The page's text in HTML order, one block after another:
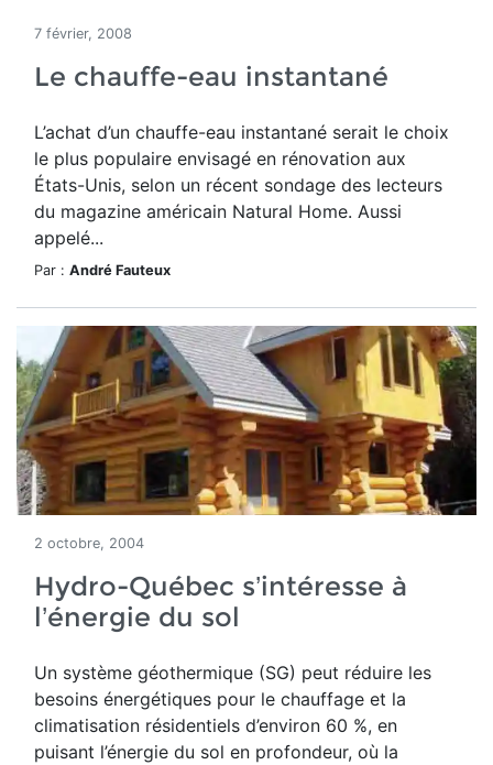
7 février, 2008
Le chauffe-eau instantané
L’achat d’un chauffe-eau instantané serait le choix
le plus populaire envisagé en rénovation aux
États-Unis, selon un récent sondage des lecteurs
du magazine américain Natural Home. Aussi
appelé...
Par : André Fauteux
2 octobre, 2004
Hydro-Québec s’intéresse à
l’énergie du sol
Un système géothermique (SG) peut réduire les
besoins énergétiques pour le chauffage et la
climatisation résidentiels d’environ 60 %, en
puisant l’énergie du sol en profondeur, où la